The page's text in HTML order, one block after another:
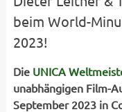
beim World-
2023!
Die UNICA
unabhängigen Film-
September 2023 in